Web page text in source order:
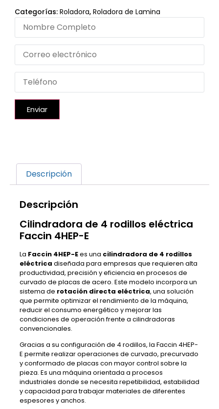
Categorías: Roladora, Roladora de Lamina
Enviar
Descripción
Descripción
Cilindradora de 4 rodillos eléctrica
Faccin 4HEP-E
La Faccin 4HEP-Ees una cilindradora de 4 rodillos
eléctrica diseñada para empresas que requieren alta
productividad, precisión y eficiencia en procesos de
curvado de placas de acero. Este modelo incorpora un
sistema de rotación directa eléctrica, una solución
que permite optimizar el rendimiento de la máquina,
reducir el consumo energético y mejorar las
condiciones de operación frente a cilindradoras
convencionales.
Gracias a su configuración de 4 rodillos, la Faccin 4HEP-
E permite realizar operaciones de curvado, precurvado
y conformado de placas con mayor control sobre la
pieza. Es una máquina orientada a procesos
industriales donde se necesita repetibilidad, estabilidad
y capacidad para trabajar materiales de diferentes
espesores y anchos.